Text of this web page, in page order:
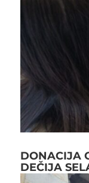
DONACIJA
DEČIJA